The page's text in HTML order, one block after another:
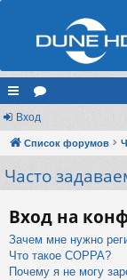
с
ы
лк
ор
ум
Вход
Список форумов
Часто
Вход на
Зачем мне нужно
Что такое COPPA?
Почему я не могу